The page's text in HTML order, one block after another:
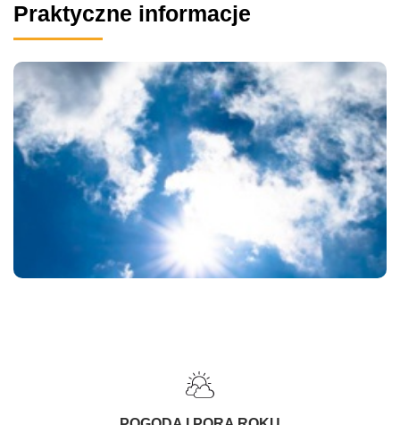
Praktyczne informacje